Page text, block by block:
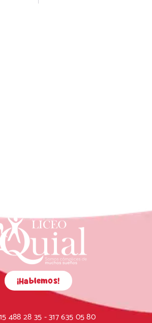
¡Hablemos!
488 28 35 - 317 635 05 80